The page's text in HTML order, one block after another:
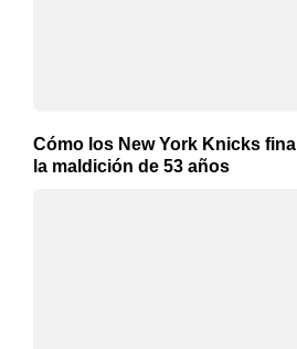
Cómo los New York Knicks
la maldición de 53 años